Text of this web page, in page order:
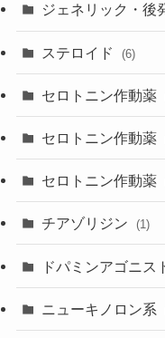
ジェネリック・後
ステロイド (6)
セロトニン作動薬
セロトニン作動薬
セロトニン作動薬
チアゾリジン (1)
ドパミンアゴニス
ニューキノロン系